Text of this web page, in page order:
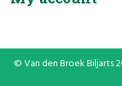
© Van den Broek Biljarts